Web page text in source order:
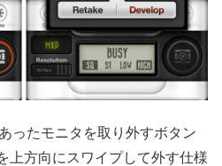
ったモニタを取り外すボタン
上方向にスワイプして外す仕様